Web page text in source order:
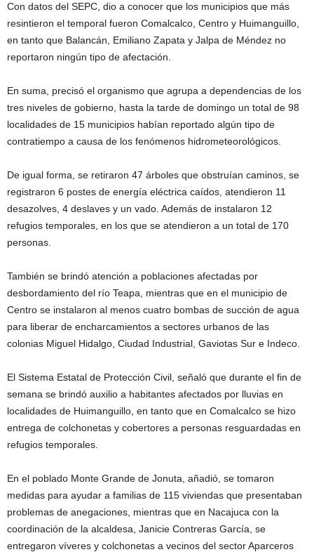
Con datos del SEPC, dio a conocer que los municipios que más
resintieron el temporal fueron Comalcalco, Centro y Huimanguillo,
en tanto que Balancán, Emiliano Zapata y Jalpa de Méndez no
reportaron ningún tipo de afectación.
En suma, precisó el organismo que agrupa a dependencias de los
tres niveles de gobierno, hasta la tarde de domingo un total de 98
localidades de 15 municipios habían reportado algún tipo de
contratiempo a causa de los fenómenos hidrometeorológicos.
De igual forma, se retiraron 47 árboles que obstruían caminos, se
registraron 6 postes de energía eléctrica caídos, atendieron 11
desazolves, 4 deslaves y un vado. Además de instalaron 12
refugios temporales, en los que se atendieron a un total de 170
personas.
También se brindó atención a poblaciones afectadas por
desbordamiento del río Teapa, mientras que en el municipio de
Centro se instalaron al menos cuatro bombas de succión de agua
para liberar de encharcamientos a sectores urbanos de las
colonias Miguel Hidalgo, Ciudad Industrial, Gaviotas Sur e Indeco.
El Sistema Estatal de Protección Civil, señaló que durante el fin de
semana se brindó auxilio a habitantes afectados por lluvias en
localidades de Huimanguillo, en tanto que en Comalcalco se hizo
entrega de colchonetas y cobertores a personas resguardadas en
refugios temporales.
En el poblado Monte Grande de Jonuta, añadió, se tomaron
medidas para ayudar a familias de 115 viviendas que presentaban
problemas de anegaciones, mientras que en Nacajuca con la
coordinación de la alcaldesa, Janicie Contreras García, se
entregaron víveres y colchonetas a vecinos del sector Aparceros